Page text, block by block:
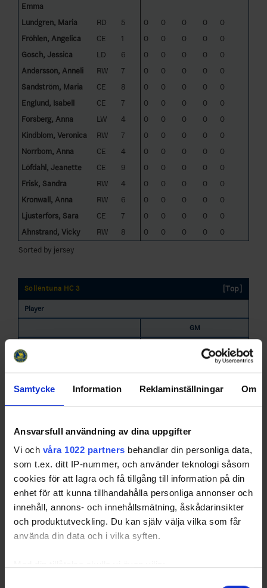
Samtycke Information Reklaminställningar Om
Ansvarsfull användning av dina uppgifter
Vi och våra 1022 partners behandlar din personliga data,
som t.ex. ditt IP-nummer, och använder teknologi såsom
cookies för att lagra och få tillgång till information på din
enhet för att kunna tillhandahålla personliga annonser och
innehåll, annons- och innehållsmätning, åskådarinsikter
och produktutveckling. Du kan själv välja vilka som får
använda din data och i vilka syften.
Emma
Lundgren, Maria RD 5 0 0 0 0
0
Fröhlen, Angelica
CE 1 0 0 0 0
0
Gosch, Jessica
LD 6 0 0 0 0
0
Andersson, Anneli
RW 7 0 0 0 0
0
Sandström, Maria
CE 8 0 0 0 0
0
Englund, Isabell
CE 7 0 0 0 0
0
Forsberg, Anna
LW 4 0 0 0 0
0
Kindblom, Veronica
RW 7 0 0 0 0
0
Norrbom, Anna
CE 4 0 0 0 0
0
Löfdahl, Jeanette
CE 9 0 0 0 0
0
Frisk, Sandra
RW 4 0 0 0 0
0
Kronwall, Anna
RW 6 0 0 0 0
0
Ljusterfors, Sara
CE 7 0 0 0 0
0
Ahnstrand, Vicky
RW 8 0 0 0 0
0
Sorted by jersey
Sollentuna HC 3 [Top]
Player
GM
G
U
Malmström, Lotta
0
Bjurström, Karin
Sand Näslund,
RD 3 0 0 0
0
5 0
Fridolf, Anna
LD 7 0
Falk, Anna
CE 6 0 0 0 0
0
Åkerlund, Linda
LW 5 0 0 0 0
0
Weståker, Maria
RW 6 0
Sällberg, Laura
RD 5 0 0 0 0
0
0